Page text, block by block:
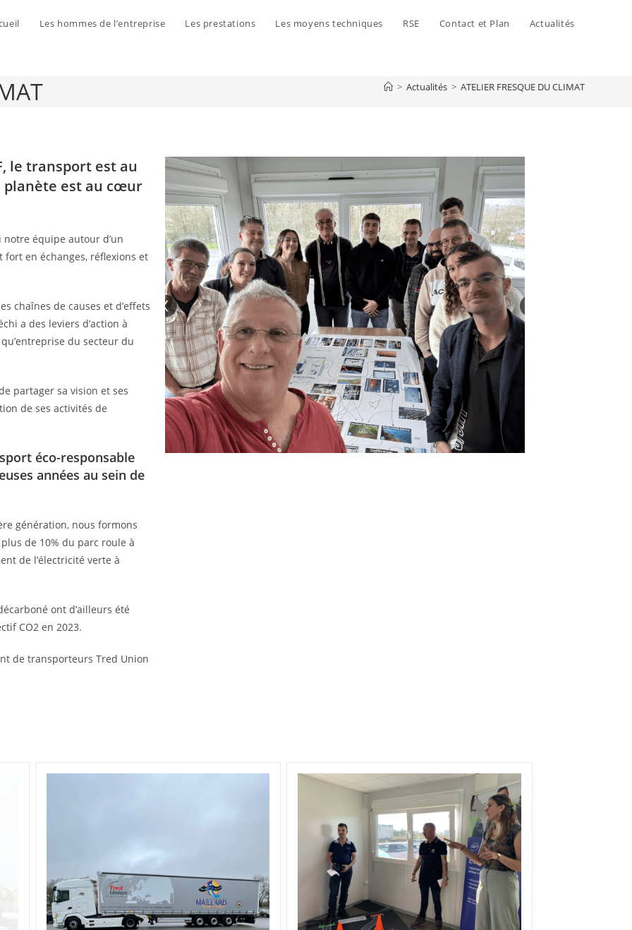
Les hommes de l’entreprise Les prestations Les moyens techniques RSE Contact et Plan Actualités
> Actualités > ATELIER FRESQUE DU CLIMAT
le transport est au
est au cœur
notre équipe autour d’un
en échanges, réflexions et
chaînes de causes et d’effets
a des leviers d’action à
du secteur du
partager sa vision et ses
de ses activités de
éco-responsable
années au sein de
génération, nous formons
de 10% du parc roule à
de l’électricité verte à
ont d’ailleurs été
CO2 en 2023.
de transporteurs Tred Union